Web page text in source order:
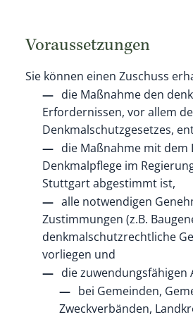
Voraussetzungen
Sie können einen Zuschuss
die Maßnahme den
Erfordernissen, vor allem
Denkmalschutzgesetzes,
die Maßnahme mit dem
Denkmalpflege im
Stuttgart abgestimmt ist,
alle notwendigen
Zustimmungen (z.B.
denkmalschutzrechtliche
vorliegen und
die zuwendungsfähigen
bei Gemeinden,
Zweckverbänden,